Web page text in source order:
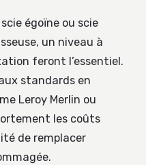
égoïne ou scie
un niveau à
feront l’essentiel.
standards en
Leroy Merlin ou
les coûts
de remplacer